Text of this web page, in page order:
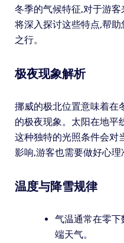
冬季的气候特征,对于游
将深入探讨这些特点,帮
之行。
极夜现象解析
挪威的极北位置意味着在
的极夜现象。太阳在地平
这种独特的光照条件会对
影响,游客也需要做好心理
温度与降雪规律
气温通常在零下
端天气。